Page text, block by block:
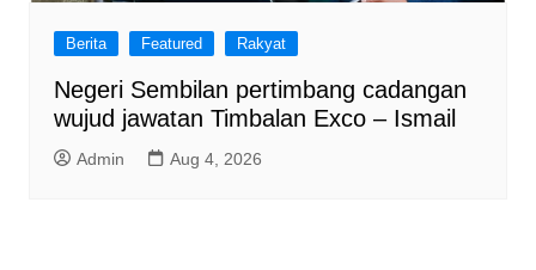
Berita Featured Rakyat
Negeri Sembilan pertimbang cadangan
wujud jawatan Timbalan Exco – Ismail
Admin Aug 4, 2026